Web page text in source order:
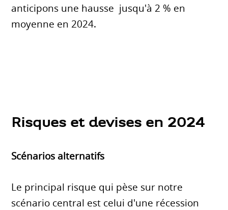
anticipons une hausse jusqu'à 2 % en
moyenne en 2024.
Risques et devises en 2024
Scénarios alternatifs
Le principal risque qui pèse sur notre
scénario central est celui d'une récession